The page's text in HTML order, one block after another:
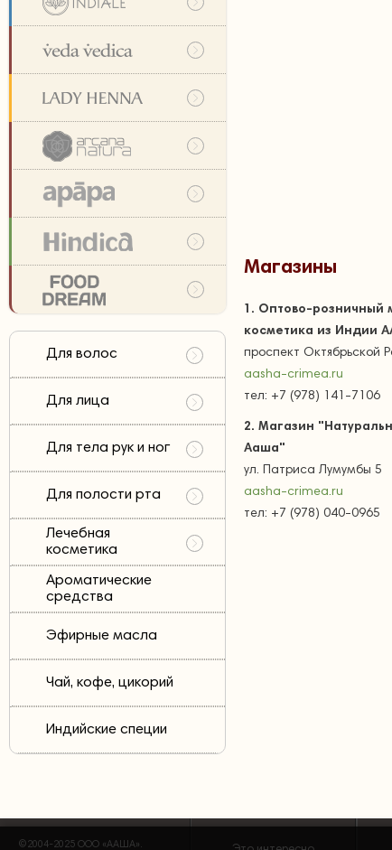
Магазины
1. Оптово-розничный
косметика из Индии
проспект Октябрьской
aasha-crimea.ru
тел: +7 (978) 141-7106
2. Магазин
Ааша"
ул. Патриса Лумумбы 5
aasha-crimea.ru
тел: +7 (978) 040-0965
Для волос
Для лица
Для тела рук и ног
Для полости рта
Лечебная
косметика
Ароматические
средства
Эфирные масла
Чай, кофе, цикорий
Индийские специи
©2004-2025 ООО «ААША».